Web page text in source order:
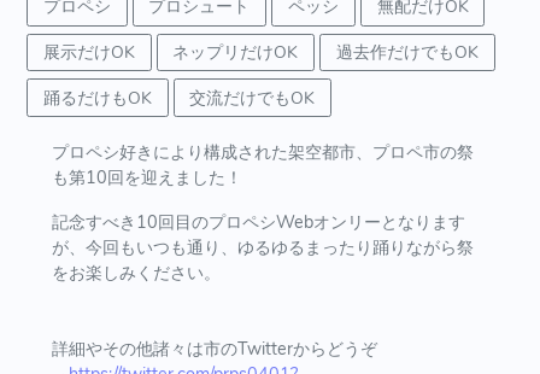
プロペシ プロシュート ペッシ
無配だけOK
展示だけOK
ネップリだけOK
過去作だけでもOK
踊るだけもOK
交流だけでもOK
プロペシ好きにより構成された架空都市、プロペ市の祭
も第10回を迎えました！
記念すべき10回目のプロペシWebオンリーとなります
が、 今回もいつも通り、ゆるゆるまったり踊りながら祭
をお楽しみください。
詳細やその他諸々は市のTwitterからどうぞ